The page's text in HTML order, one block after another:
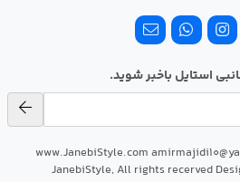
استایل باخبر شوید.
www.JanebiStyle.com
JanebiStyle, All rights recerved